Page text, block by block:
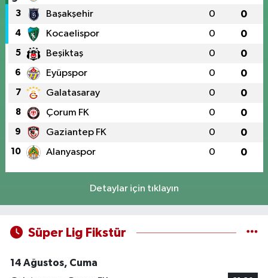
3 Başakşehir 0 0
4 Kocaelispor 0 0
5 Beşiktaş 0 0
6 Eyüpspor 0 0
7 Galatasaray 0 0
8 Çorum FK 0 0
9 Gaziantep FK 0 0
10 Alanyaspor 0 0
Detaylar için tıklayın
Süper Lig Fikstür
14 Ağustos, Cuma